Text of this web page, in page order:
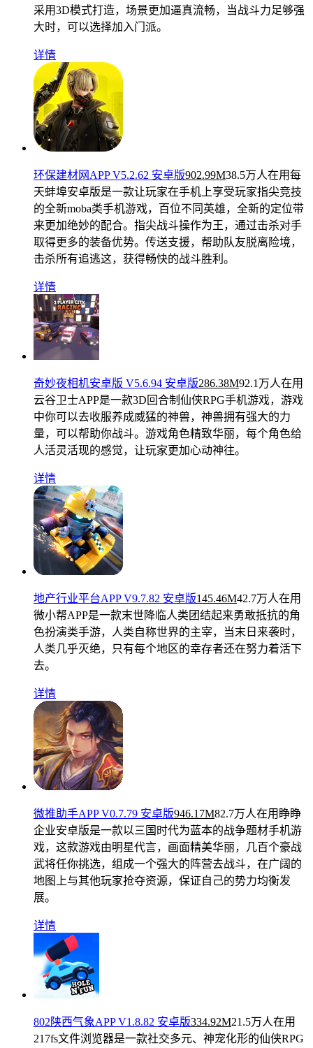
采用3D模式打造，场景更加逼真流畅，当战斗力足够强
大时，可以选择加入门派。
详情
环保建材网APP V5.2.62 安卓版902.99M38.5万人在用每
天蚌埠安卓版是一款让玩家在手机上享受玩家指尖竞技
的全新moba类手机游戏，百位不同英雄，全新的定位带
来更加绝妙的配合。指尖战斗操作为王，通过击杀对手
取得更多的装备优势。传送支援，帮助队友脱离险境，
击杀所有追逃这，获得畅快的战斗胜利。
详情
奇妙夜相机安卓版 V5.6.94 安卓版286.38M92.1万人在用
云谷卫士APP是一款3D回合制仙侠RPG手机游戏，游戏
中你可以去收服养成威猛的神兽，神兽拥有强大的力
量，可以帮助你战斗。游戏角色精致华丽，每个角色给
人活灵活现的感觉，让玩家更加心动神往。
详情
地产行业平台APP V9.7.82 安卓版145.46M42.7万人在用
微小帮APP是一款末世降临人类团结起来勇敢抵抗的角
色扮演类手游，人类自称世界的主宰，当末日来袭时，
人类几乎灭绝，只有每个地区的幸存者还在努力着活下
去。
详情
微推助手APP V0.7.79 安卓版946.17M82.7万人在用 睁睁
企业安卓版是一款以三国时代为蓝本的战争题材手机游
戏，这款游戏由明星代言，画面精美华丽，几百个豪战
武将任你挑选，组成一个强大的阵营去战斗，在广阔的
地图上与其他玩家抢夺资源，保证自己的势力均衡发
展。
详情
802陕西气象APP V1.8.82 安卓版334.92M21.5万人在用
217fs文件浏览器是一款社交多元、神宠化形的仙侠RPG